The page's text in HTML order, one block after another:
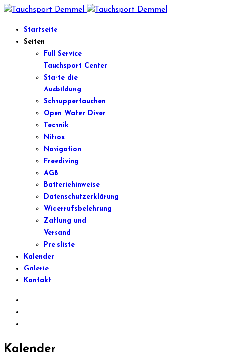
Startseite
Seiten
Full Service
Tauchsport Center
Starte die
Ausbildung
Schnuppertauchen
Open Water Diver
Technik
Nitrox
Navigation
Freediving
AGB
Batteriehinweise
Datenschutzerklärung
Widerrufsbelehrung
Zahlung und
Versand
Preisliste
Kalender
Galerie
Kontakt
Kalender